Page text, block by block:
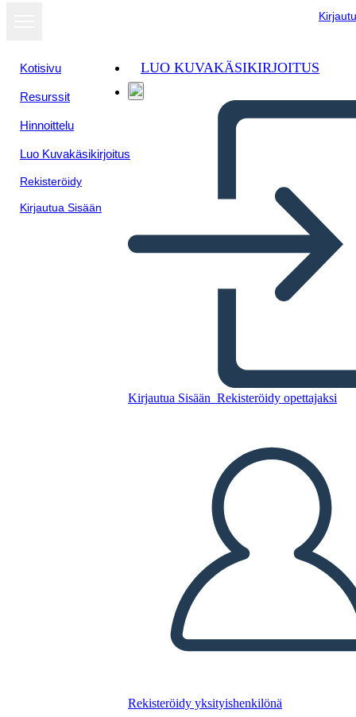
Kotisivu
Resurssit
Hinnoittelu
Luo Kuvakäsikirjoitus
Rekisteröidy
Kirjautua Sisään
LUO KUVAKÄSIKIRJOITUS
Kirjautua Sisään Rekisteröidy opettajaksi
Rekisteröidy yksityishenkilönä
Kopioi tämä kuvakäsikirjoitus
TOISTA DIAESITYS
LUE MINULLE